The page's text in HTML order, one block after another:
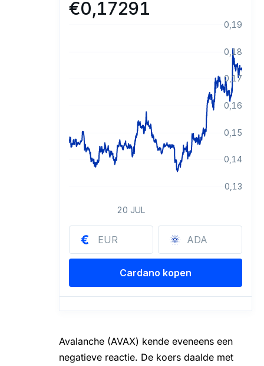
Avalanche (AVAX) kende eveneens een
negatieve reactie. De koers daalde met